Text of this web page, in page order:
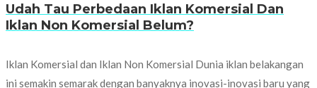
Udah Tau Perbedaan Iklan Komersial Dan
Iklan Non Komersial Belum?
Iklan Komersial dan Iklan Non Komersial Dunia iklan belakangan
ini semakin semarak dengan banyaknya inovasi-inovasi baru yang